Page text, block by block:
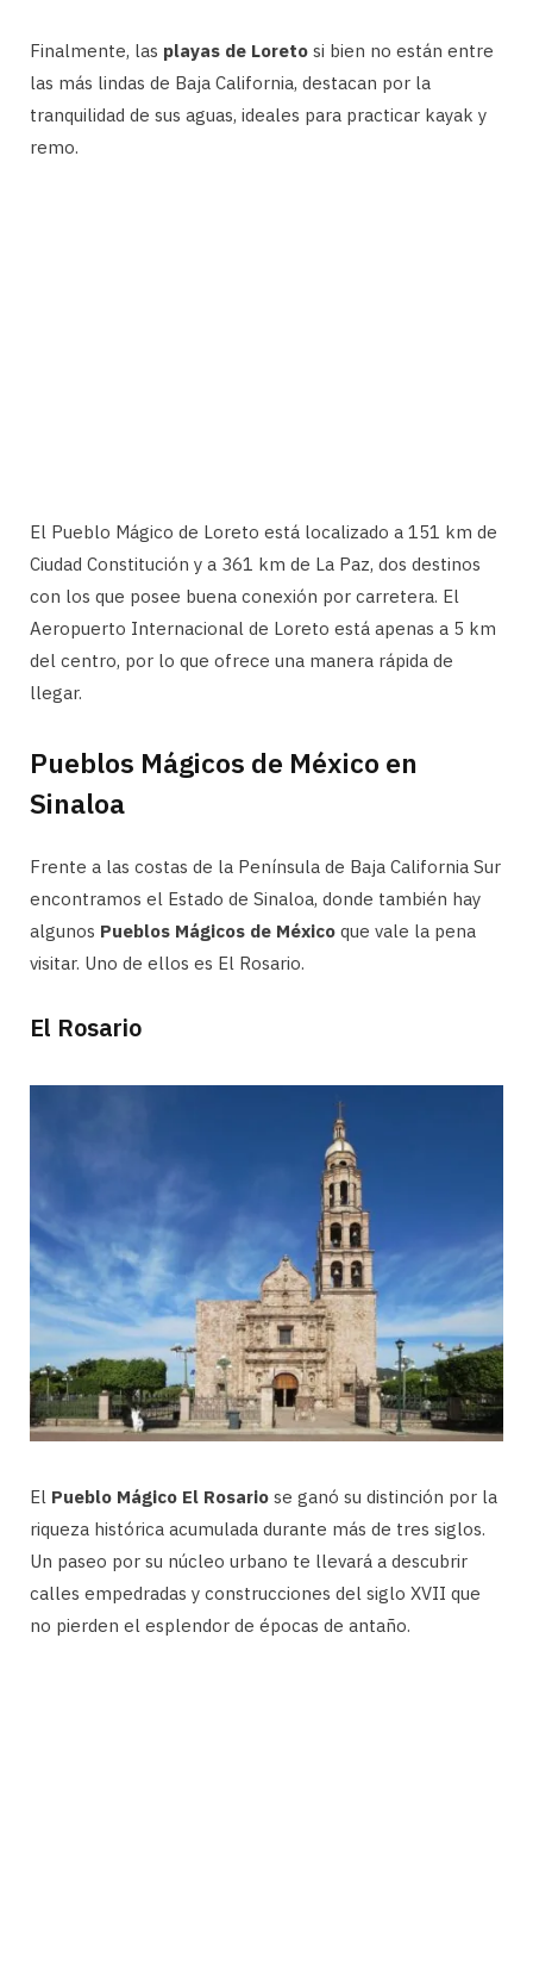
Finalmente, las playas de Loreto si bien no están entre
las más lindas de Baja California, destacan por la
tranquilidad de sus aguas, ideales para practicar kayak y
remo.
El Pueblo Mágico de Loreto está localizado a 151 km de
Ciudad Constitución y a 361 km de La Paz, dos destinos
con los que posee buena conexión por carretera. El
Aeropuerto Internacional de Loreto está apenas a 5 km
del centro, por lo que ofrece una manera rápida de
llegar.
Pueblos Mágicos de México en
Sinaloa
Frente a las costas de la Península de Baja California Sur
encontramos el Estado de Sinaloa, donde también hay
algunos Pueblos Mágicos de México que vale la pena
visitar. Uno de ellos es El Rosario.
El Rosario
El Pueblo Mágico El Rosario se ganó su distinción por la
riqueza histórica acumulada durante más de tres siglos.
Un paseo por su núcleo urbano te llevará a descubrir
calles empedradas y construcciones del siglo XVII que
no pierden el esplendor de épocas de antaño.